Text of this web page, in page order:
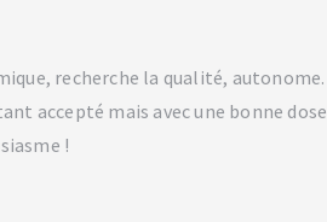
recherche la qualité, autonome.
accepté mais avec une bonne dose
!